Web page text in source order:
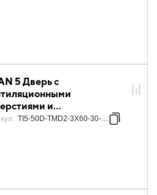
5 Дверь с
и
вставкой
: TI5-50D-TMD2-3X60-30-7035